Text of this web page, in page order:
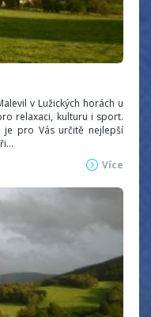
v Lužických horách u
relaxaci, kulturu i sport.
je pro Vás určitě nejlepší
Více